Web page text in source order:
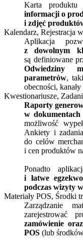
Karta
informacji o
i zdjęć
Kalendarz, Rejestracja
Aplikacja
z dowolnym
są definiowane
Odwiedziny
parametrów,
obecności,
Kwestionariusze,
Raporty
w
możliwość
Ankiety i
do celów
i cen produktów
Ponadto
i łatwe
podczas wizyty
Materiały POS, Środki
Zarządzanie
zarejestrować
zamówienie
POS (lub